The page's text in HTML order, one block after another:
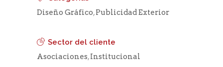
Diseño Gráfico,Publicidad Exterior
Sector del cliente
Asociaciones,Institucional